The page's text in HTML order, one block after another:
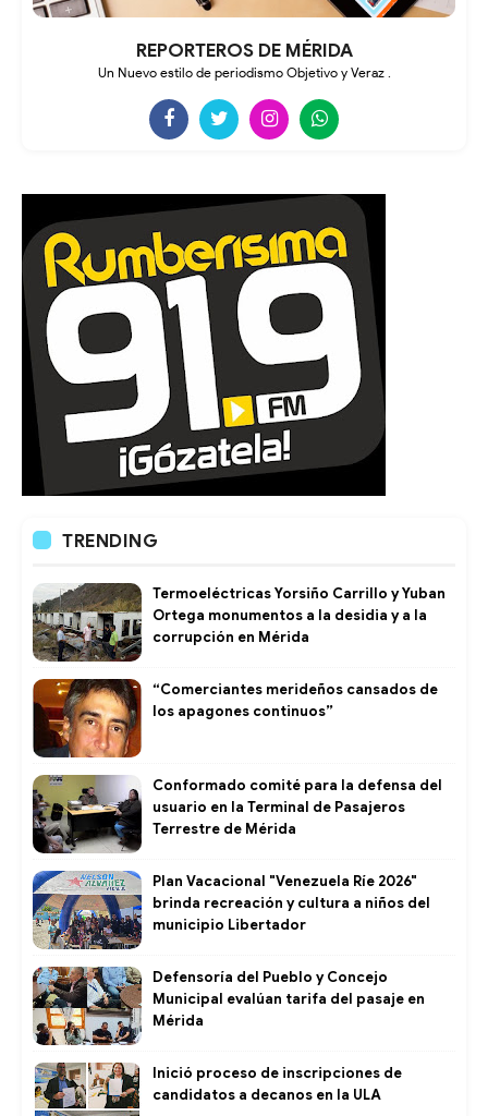
REPORTEROS DE MÉRIDA
Un Nuevo estilo de periodismo Objetivo y Veraz .
TRENDING
Termoeléctricas Yorsiño Carrillo y Yuban
Ortega monumentos a la desidia y a la
corrupción en Mérida
“Comerciantes merideños cansados de
los apagones continuos”
Conformado comité para la defensa del
usuario en la Terminal de Pasajeros
Terrestre de Mérida
Plan Vacacional "Venezuela Ríe 2026"
brinda recreación y cultura a niños del
municipio Libertador
Defensoría del Pueblo y Concejo
Municipal evalúan tarifa del pasaje en
Mérida
Inició proceso de inscripciones de
candidatos a decanos en la ULA